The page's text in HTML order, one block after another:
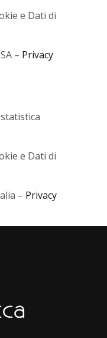
e Dati di
– Privacy
e Dati di
– Privacy